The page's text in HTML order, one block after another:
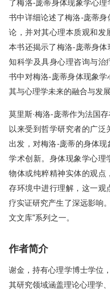
了梅洛-庞蒂身体现象学心理
书中详细论述了梅洛-庞蒂
论，并对其心理本质观和发
本书还揭示了梅洛-庞蒂身
知科学及具身心理咨询与治
书中对梅洛-庞蒂身体现象
其与心理学未来的融合与发展
莫里斯·梅洛-庞蒂作为法国
以来受到哲学研究者的广泛
出发，对梅洛-庞蒂的身体
学术创新。身体现象学心理
物体或纯粹精神实体的观点
存环境中进行理解，这一观
疗实证研究产生了深远影响
文文库”系列之一。
作者简介
谢金，持有心理学博士学位
其研究领域涵盖理论心理学